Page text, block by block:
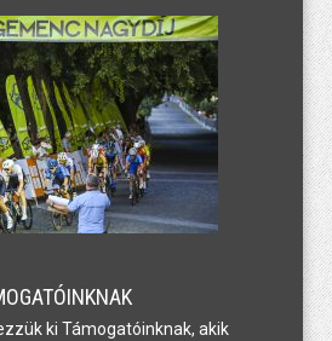
ki Támogatóinknak, akik